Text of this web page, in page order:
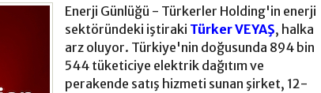
Enerji Günlüğü - Türkerler Holding'in enerji
sektöründeki iştiraki Türker VEYAŞ, halka
arz oluyor. Türkiye'nin doğusunda 894 bin
544 tüketiciye elektrik dağıtım ve
perakende satış hizmeti sunan şirket, 12-